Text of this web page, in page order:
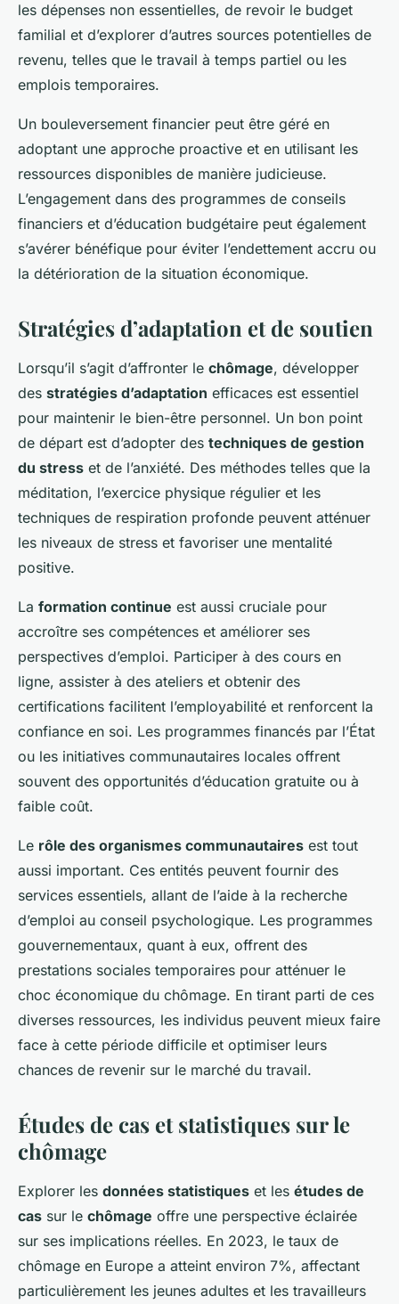
les dépenses non essentielles, de revoir le budget
familial et d’explorer d’autres sources potentielles de
revenu, telles que le travail à temps partiel ou les
emplois temporaires.
Un bouleversement financier peut être géré en
adoptant une approche proactive et en utilisant les
ressources disponibles de manière judicieuse.
L’engagement dans des programmes de conseils
financiers et d’éducation budgétaire peut également
s’avérer bénéfique pour éviter l’endettement accru ou
la détérioration de la situation économique.
Stratégies d’adaptation et de soutien
Lorsqu’il s’agit d’affronter le chômage, développer
des stratégies d’adaptation efficaces est essentiel
pour maintenir le bien-être personnel. Un bon point
de départ est d’adopter des techniques de gestion
du stress et de l’anxiété. Des méthodes telles que la
méditation, l’exercice physique régulier et les
techniques de respiration profonde peuvent atténuer
les niveaux de stress et favoriser une mentalité
positive.
La formation continue est aussi cruciale pour
accroître ses compétences et améliorer ses
perspectives d’emploi. Participer à des cours en
ligne, assister à des ateliers et obtenir des
certifications facilitent l’employabilité et renforcent la
confiance en soi. Les programmes financés par l’État
ou les initiatives communautaires locales offrent
souvent des opportunités d’éducation gratuite ou à
faible coût.
Le rôle des organismes communautaires est tout
aussi important. Ces entités peuvent fournir des
services essentiels, allant de l’aide à la recherche
d’emploi au conseil psychologique. Les programmes
gouvernementaux, quant à eux, offrent des
prestations sociales temporaires pour atténuer le
choc économique du chômage. En tirant parti de ces
diverses ressources, les individus peuvent mieux faire
face à cette période difficile et optimiser leurs
chances de revenir sur le marché du travail.
Études de cas et statistiques sur le
chômage
Explorer les données statistiques et les études de
cas sur le chômage offre une perspective éclairée
sur ses implications réelles. En 2023, le taux de
chômage en Europe a atteint environ 7%, affectant
particulièrement les jeunes adultes et les travailleurs